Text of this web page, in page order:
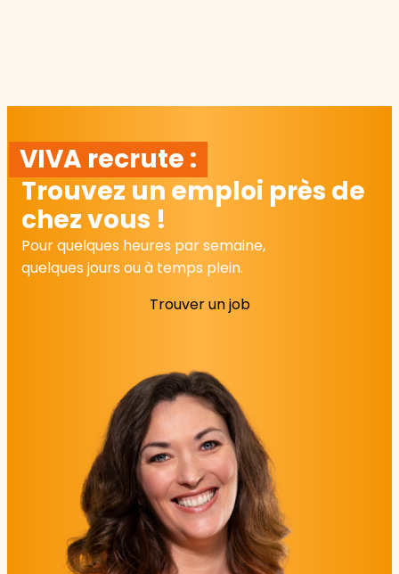
VIVA recrute :
Trouvez un emploi près de
chez vous !
Pour quelques heures par semaine,
quelques jours ou à temps plein.
Trouver un job